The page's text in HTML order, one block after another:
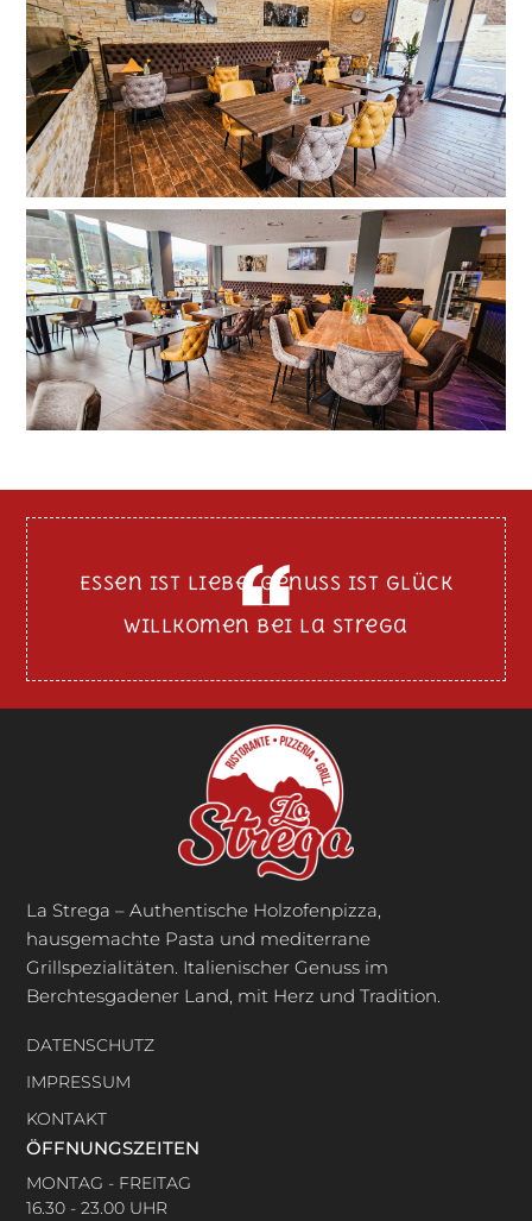
Essen ist Liebe, Genuss ist Glück
–
Willkomen bei La Strega
La Strega – Authentische Holzofenpizza,
hausgemachte Pasta und mediterrane
Grillspezialitäten. Italienischer Genuss im
Berchtesgadener Land, mit Herz und Tradition.
DATENSCHUTZ
IMPRESSUM
KONTAKT
ÖFFNUNGSZEITEN
MONTAG - FREITAG
16.30 - 23.00 UHR